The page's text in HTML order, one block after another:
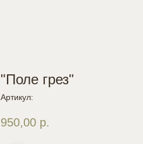
"Поле грез"
Артикул:
950,00 р.